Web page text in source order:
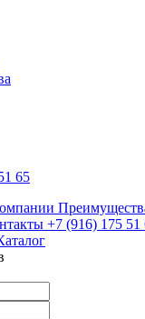
65
+7 (916) 175 51